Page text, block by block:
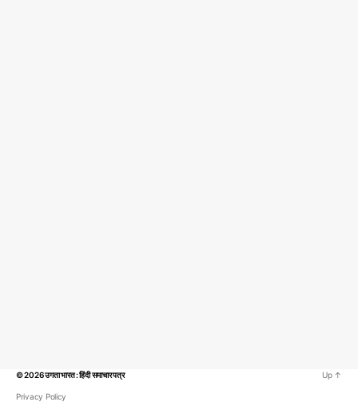
© 2026उगता भारत : हिंदी समाचार पत्र
Privacy Policy
Up ↑